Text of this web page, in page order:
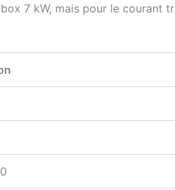
7 kW, mais pour le courant